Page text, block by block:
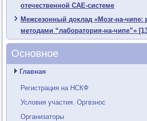
отечественной CAE-системе
Межсезонный доклад «Мозг-на-чипе:
методами “лаборатория-на-чипе”»
Основное
Главная
Регистрация на НСКФ
Условия участия. Оргвзнос
Организаторы